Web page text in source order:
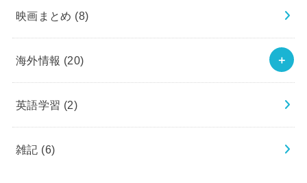
映画まとめ (8)
海外情報 (20)
英語学習 (2)
雑記 (6)